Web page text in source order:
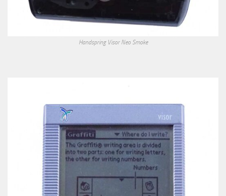
Handspring Visor Neo Smoke